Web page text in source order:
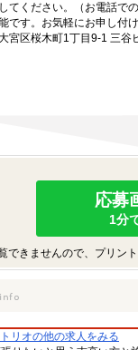
てください。（お電話
です。お気軽にお申し付け
宮区桜木町1丁目9-1 三谷
応募
1分
きませんので、プリン
リオの他の求人をみる